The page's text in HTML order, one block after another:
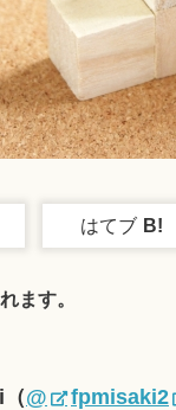
はてブ B!
ます。
@ fpmisaki2